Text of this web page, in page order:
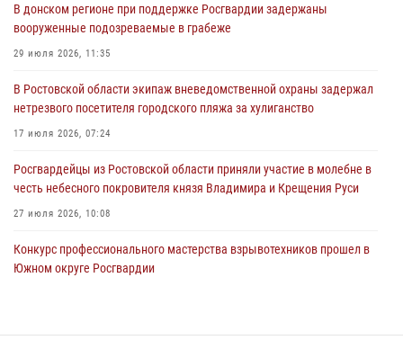
16 июля 2026, 11:27
Конкурс профессионального мастерства взрывотехников прошел в
В донском регионе при поддержке Росгвардии задержаны
вооруженные подозреваемые в грабеже
29 июля 2026, 11:35
В Ростовской области экипаж вневедомственной охраны задержал
нетрезвого посетителя городского пляжа за хулиганство
17 июля 2026, 07:24
Росгвардейцы из Ростовской области приняли участие в молебне в
честь небесного покровителя князя Владимира и Крещения Руси
27 июля 2026, 10:08
Конкурс профессионального мастерства взрывотехников прошел в
Южном округе Росгвардии